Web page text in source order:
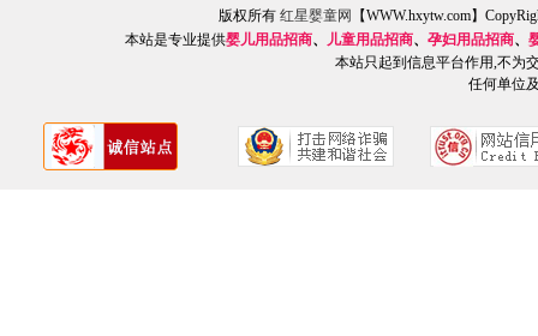
版权所有红星婴童网
【WWW.hxytw.com】
本站是专业提供婴儿用品招商、 儿童用品招商、 孕妇用品招商、
本站只起到信息平台作用,不为
任何单位